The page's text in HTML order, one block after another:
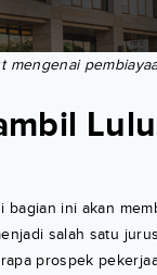
ini akan
salah satu
prospek